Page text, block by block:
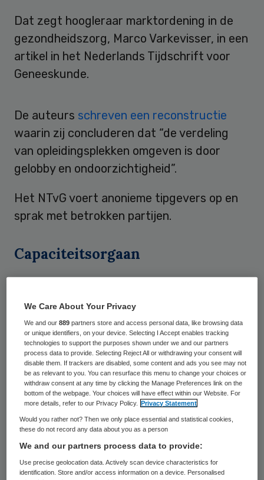
Dat zegt hoogleraar marktordening in de
gezondheidszorg, Marco Varkevisser, in een
artikel in het Nederlands Tijdschrift voor
Geneeskunde.
De auteurs schreven een reconstructie
waarin zij concluderen dat “de verdeling
van opleidingsplekken omgeven is door
gelobby en ondoorzichtigheid”.
Het NTvG voert anonieme tipgevers op en
sprak met betrokken partijen.
Capaciteitsorgaan
Medische Centra (NFU) en de Nederlandse
Vereniging van Ziekenhuizen (NVZ) zouden
zich in 2016 per brief hebben beklaagd bij
het ministerie van VWS over het aantal
opleidingsplekken dat het
Capaciteitsorgaan in opdracht van VWS had
geraamd. Volgens hen was dit te weinig.
Het NTvG noemt deze actie opmerkelijk
omdat de NFU en de NVZ zelf deel
uitmaken van het Capaciteitsorgaan: zij
We Care About Your Privacy
We and our889 partners store and access personal data, like browsing data
or unique identifiers, on your device. Selecting I Accept enables tracking
technologies to support the purposes shown under we and our partners
process data to provide. Selecting Reject All or withdrawing your consent will
disable them. If trackers are disabled, some content and ads you see may not
be as relevant to you. You can resurface this menu to change your choices or
withdraw consent at any time by clicking the Manage Preferences link on the
bottom of the webpage. Your choices will have effect within our Website. For
more details, refer to our Privacy Policy.
Privacy Statement
Would you rather not? Then we only place essential and statistical cookies,
these do not record any data about you as a person
We and our partners process data to provide:
Use precise geolocation data. Actively scan device characteristics for
identification. Store and/or access information on a device. Personalised